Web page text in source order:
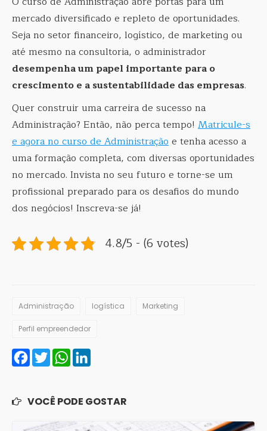
mercado diversificado e repleto de oportunidades.
Seja no setor financeiro, logístico, de marketing ou
até mesmo na consultoria, o administrador
desempenha um papel importante para o
crescimento e a sustentabilidade das empresas.
Quer construir uma carreira de sucesso na
Administração? Então, não perca tempo! Matricule-s
e agora no curso de Administraçãoe tenha acesso a
uma formação completa, com diversas oportunidades
no mercado. Invista no seu futuro e torne-se um
profissional preparado para os desafios do mundo
dos negócios! Inscreva-se já!
4.8/5 - (6 votes)
Administração logística Marketing
Perfil empreendedor
Facebook
TwitterWhatsApp
VOCÊ PODE GOSTAR